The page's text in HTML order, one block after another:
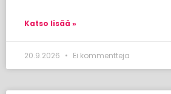
Katso lisää »
20.9.2026 Ei kommentteja